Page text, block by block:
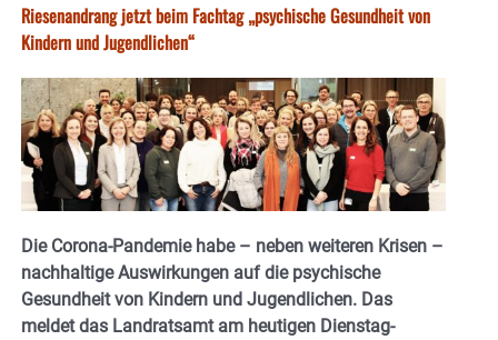
Riesenandrang jetzt beim Fachtag „psychische Gesundheit von
Kindern und Jugendlichen“
Die Corona-Pandemie habe – neben weiteren Krisen –
nachhaltige Auswirkungen auf die psychische
Gesundheit von Kindern und Jugendlichen. Das
meldet das Landratsamt am heutigen Dienstag-